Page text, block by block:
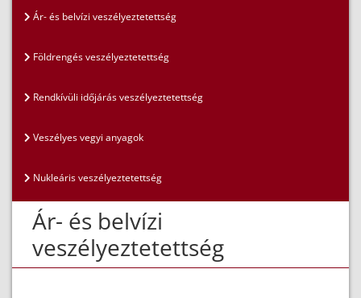
Ár- és belvízi veszélyeztetettség
Ár- és belvízi veszélyeztetettség
Földrengés veszélyeztetettség
Rendkívüli időjárás veszélyeztetettség
Veszélyes vegyi anyagok
Nukleáris veszélyeztetettség
Ár- és belvízi
veszélyeztetettség